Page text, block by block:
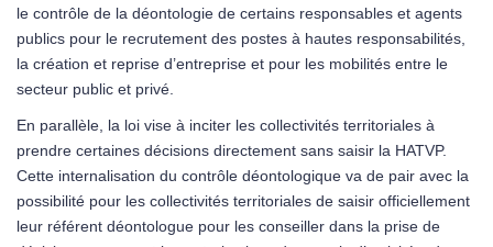
le contrôle de la déontologie de certains responsables et agents
publics pour le recrutement des postes à hautes responsabilités,
la création et reprise d’entreprise et pour les mobilités entre le
secteur public et privé.
En parallèle, la loi vise à inciter les collectivités territoriales à
prendre certaines décisions directement sans saisir la HATVP.
Cette internalisation du contrôle déontologique va de pair avec la
possibilité pour les collectivités territoriales de saisir officiellement
leur référent déontologue pour les conseiller dans la prise de